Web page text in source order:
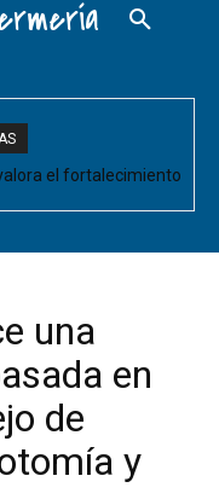
el fortalecimiento
para...
una
en
de
y